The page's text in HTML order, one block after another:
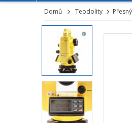
Domů Teodolity